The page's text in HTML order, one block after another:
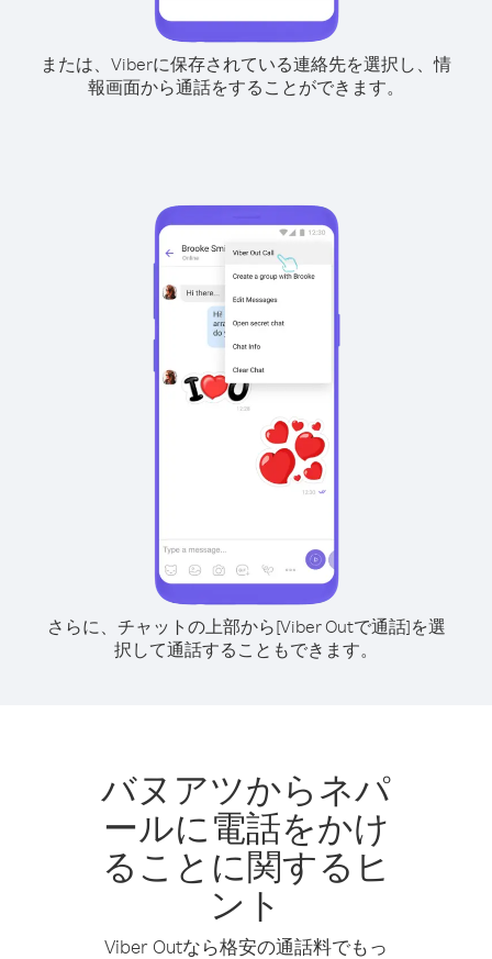
または、Viberに保存されている連絡先を選択し、情
報画面から通話をすることができます。
さらに、チャットの上部から[Viber Outで通話]を選
択して通話することもできます。
バヌアツからネパ
ールに電話をかけ
ることに関するヒ
ント
Viber Outなら格安の通話料でもっ